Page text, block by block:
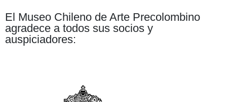
El Museo Chileno de Arte Precolombino
agradece a todos sus socios y
auspiciadores: